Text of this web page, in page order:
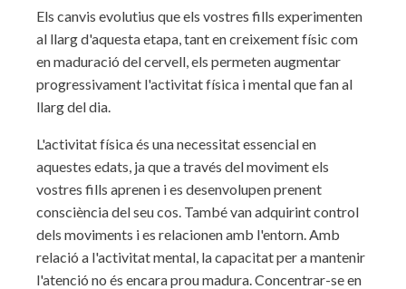
Els canvis evolutius que els vostres fills experimenten
al llarg d'aquesta etapa, tant en creixement físic com
en maduració del cervell, els permeten augmentar
progressivament l'activitat física i mental que fan al
llarg del dia.
L'activitat física és una necessitat essencial en
aquestes edats, ja que a través del moviment els
vostres fills aprenen i es desenvolupen prenent
consciència del seu cos. També van adquirint control
dels moviments i es relacionen amb l'entorn. Amb
relació a l'activitat mental, la capacitat per a mantenir
l'atenció no és encara prou madura. Concentrar-se en